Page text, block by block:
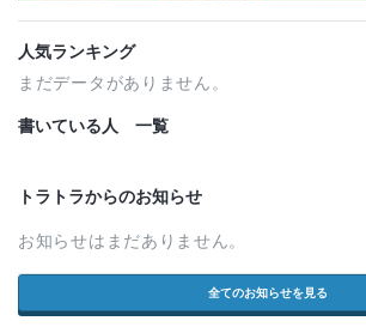
人気ランキング
まだデータがありません。
書いている人 一覧
トラトラからのお知らせ
お知らせはまだありません。
全てのお知らせを見る